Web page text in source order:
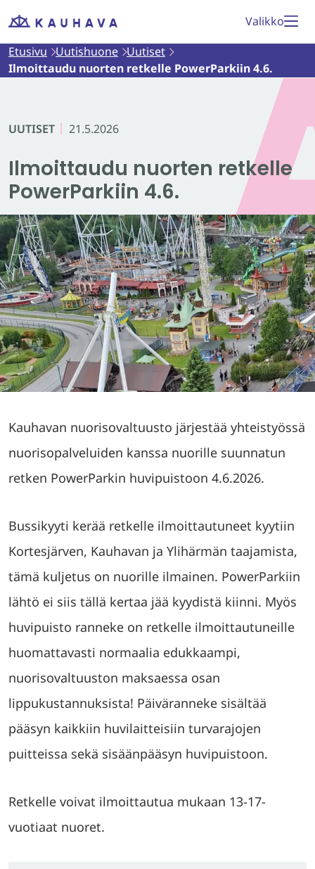
Siirry
Etusivu
Valikko
Etusivu Uutishuone Uutiset
Ilmoittaudu nuorten retkelle PowerParkiin 4.6.
UUTISET 21.5.2026
Ilmoittaudu nuorten retkelle
PowerParkiin 4.6.
Kauhavan nuorisovaltuusto järjestää yhteistyössä
nuorisopalveluiden kanssa nuorille suunnatun
retken PowerParkin huvipuistoon 4.6.2026.
Bussikyyti kerää retkelle ilmoittautuneet kyytiin
Kortesjärven, Kauhavan ja Ylihärmän taajamista,
tämä kuljetus on nuorille ilmainen. PowerParkiin
lähtö ei siis tällä kertaa jää kyydistä kiinni. Myös
huvipuisto ranneke on retkelle ilmoittautuneille
huomattavasti normaalia edukkaampi,
nuorisovaltuuston maksaessa osan
lippukustannuksista! Päiväranneke sisältää
pääsyn kaikkiin huvilaitteisiin turvarajojen
puitteissa sekä sisäänpääsyn huvipuistoon.
Retkelle voivat ilmoittautua mukaan 13-17-
vuotiaat nuoret.